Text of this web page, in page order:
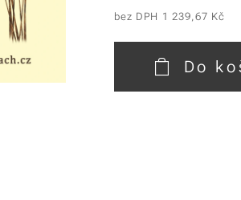
bez DPH 1 239,67 Kč
Do